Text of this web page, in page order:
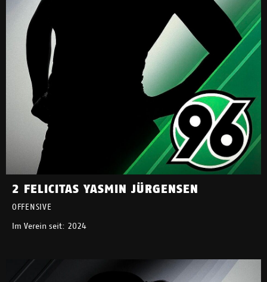
2 FELICITAS YASMIN JÜRGENSEN
OFFENSIVE
Im Verein seit: 2024